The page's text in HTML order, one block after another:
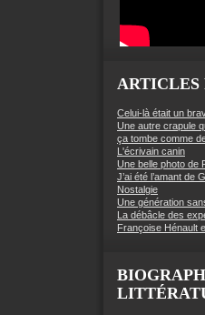
ARTICLES
Celui-là était un
Une autre crapule
ça tombe comme
L'écrivain canin
Une belle photo de
J’ai été l’amant de
Nostalgie
Une génération
La débâcle des
Françoise Hénault